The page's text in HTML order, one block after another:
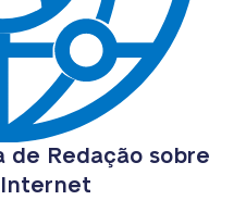
de Redação sobre
Internet